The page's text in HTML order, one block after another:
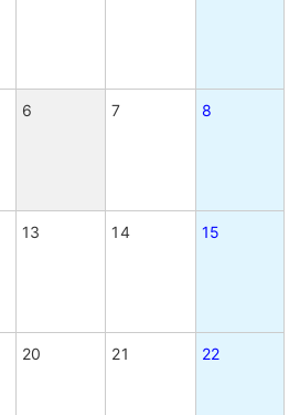
6 7 8
13 14 15
20 21 22